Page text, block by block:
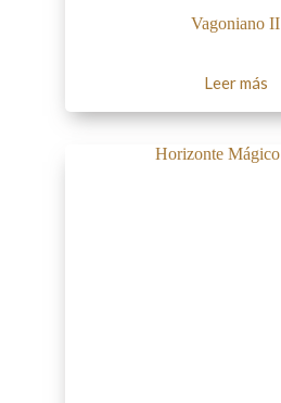
Vagoniano II
Leer más